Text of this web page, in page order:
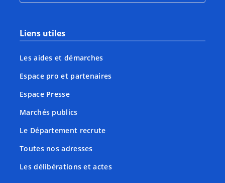
Liens utiles
Les aides et démarches
Espace pro et partenaires
Espace Presse
Marchés publics
Le Département recrute
Toutes nos adresses
Les délibérations et actes